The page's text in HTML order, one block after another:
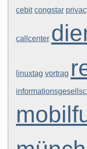
cebit congstar
callcenter
linuxtag vortrag